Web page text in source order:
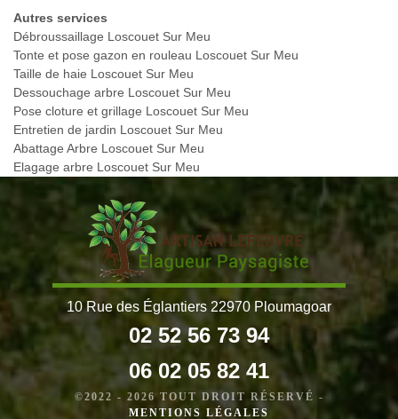
Autres services
Débroussaillage Loscouet Sur Meu
Tonte et pose gazon en rouleau Loscouet Sur Meu
Taille de haie Loscouet Sur Meu
Dessouchage arbre Loscouet Sur Meu
Pose cloture et grillage Loscouet Sur Meu
Entretien de jardin Loscouet Sur Meu
Abattage Arbre Loscouet Sur Meu
Elagage arbre Loscouet Sur Meu
10 Rue des Églantiers 22970 Ploumagoar
02 52 56 73 94
06 02 05 82 41
©2022 - 2026 TOUT DROIT RÉSERVÉ -
MENTIONS LÉGALES